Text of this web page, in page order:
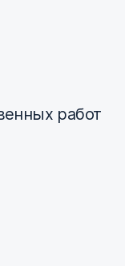
работ